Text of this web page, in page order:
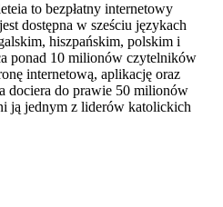
to bezpłatny internetowy
dostępna w sześciu językach
hiszpańskim, polskim i
ponad 10 milionów czytelników
internetową, aplikację oraz
dociera do prawie 50 milionów
ją jednym z liderów katolickich